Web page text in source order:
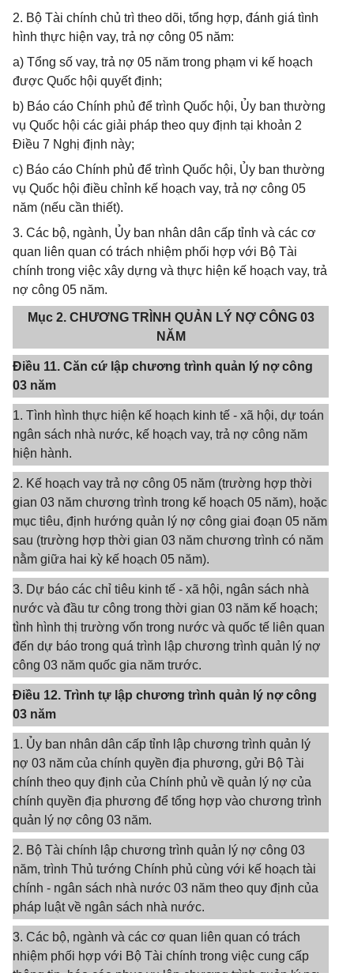
2. Bộ Tài chính chủ trì theo dõi, tổng hợp, đánh giá tình
hình thực hiện vay, trả nợ công 05 năm:
a) Tổng số vay, trả nợ 05 năm trong phạm vi kế hoạch
được Quốc hội quyết định;
b) Báo cáo Chính phủ để trình Quốc hội, Ủy ban thường
vụ Quốc hội các giải pháp theo quy định tại khoản 2
Điều 7 Nghị định này;
c) Báo cáo Chính phủ để trình Quốc hội, Ủy ban thường
vụ Quốc hội điều chỉnh kế hoạch vay, trả nợ công 05
năm (nếu cần thiết).
3. Các bộ, ngành, Ủy ban nhân dân cấp tỉnh và các cơ
quan liên quan có trách nhiệm phối hợp với Bộ Tài
chính trong việc xây dựng và thực hiện kế hoạch vay, trả
nợ công 05 năm.
Mục 2. CHƯƠNG TRÌNH QUẢN LÝ NỢ CÔNG 03
NĂM
Điều 11. Căn cứ lập chương trình quản lý nợ công
03 năm
1. Tình hình thực hiện kế hoạch kinh tế - xã hội, dự toán
ngân sách nhà nước, kế hoạch vay, trả nợ công năm
hiện hành.
2. Kế hoạch vay trả nợ công 05 năm (trường hợp thời
gian 03 năm chương trình trong kế hoạch 05 năm), hoặc
mục tiêu, định hướng quản lý nợ công giai đoạn 05 năm
sau (trường hợp thời gian 03 năm chương trình có năm
nằm giữa hai kỳ kế hoạch 05 năm).
3. Dự báo các chỉ tiêu kinh tế - xã hội, ngân sách nhà
nước và đầu tư công trong thời gian 03 năm kế hoạch;
tình hình thị trường vốn trong nước và quốc tế liên quan
đến dự báo trong quá trình lập chương trình quản lý nợ
công 03 năm quốc gia năm trước.
Điều 12. Trình tự lập chương trình quản lý nợ công
03 năm
1. Ủy ban nhân dân cấp tỉnh lập chương trình quản lý
nợ 03 năm của chính quyền địa phương, gửi Bộ Tài
chính theo quy định của Chính phủ về quản lý nợ của
chính quyền địa phương để tổng hợp vào chương trình
quản lý nợ công 03 năm.
2. Bộ Tài chính lập chương trình quản lý nợ công 03
năm, trình Thủ tướng Chính phủ cùng với kế hoạch tài
chính - ngân sách nhà nước 03 năm theo quy định của
pháp luật về ngân sách nhà nước.
3. Các bộ, ngành và các cơ quan liên quan có trách
nhiệm phối hợp với Bộ Tài chính trong việc cung cấp